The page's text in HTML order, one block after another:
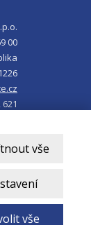
00
vše
vše